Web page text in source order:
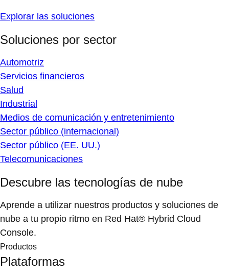
Explorar las soluciones
Soluciones por sector
Automotriz
Servicios financieros
Salud
Industrial
Medios de comunicación y entretenimiento
Sector público (internacional)
Sector público (EE. UU.)
Telecomunicaciones
Descubre las tecnologías de nube
Aprende a utilizar nuestros productos y soluciones de
nube a tu propio ritmo en Red Hat® Hybrid Cloud
Console.
Productos
Plataformas